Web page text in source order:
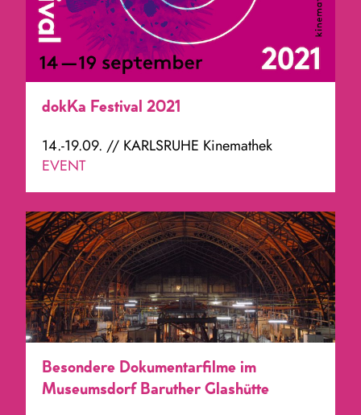
dokKa Festival 2021
14.-19.09. // KARLSRUHE Kinemathek
EVENT
Besondere Dokumentarfilme im
Museumsdorf Baruther Glashütte